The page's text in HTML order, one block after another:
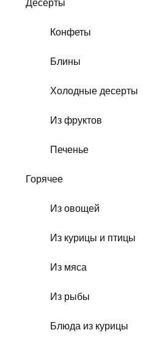
Десерты
Конфеты
Блины
Холодные десерты
Из фруктов
Печенье
Горячее
Из овощей
Из курицы и птицы
Из мяса
Из рыбы
Блюда из курицы